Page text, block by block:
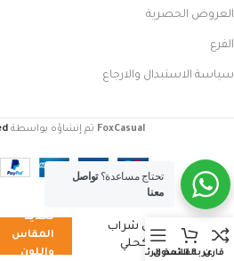
العروض الحصرية
الفرع
سياسة الاستبدال والارجاع
FoxCasual تم إنشاؤه بواسطة
قارنعربة التسوق
القائمة الرئيسية
كوتش شراب
رجالي كحلي
تحديد
المقاس
واللون
تحتاج مساعدة؟تواصل
معنا